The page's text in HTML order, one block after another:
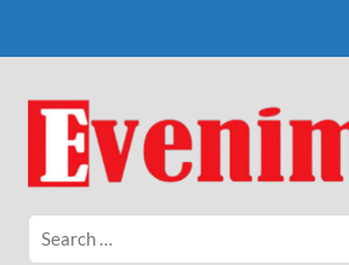
Eveniment Valcean